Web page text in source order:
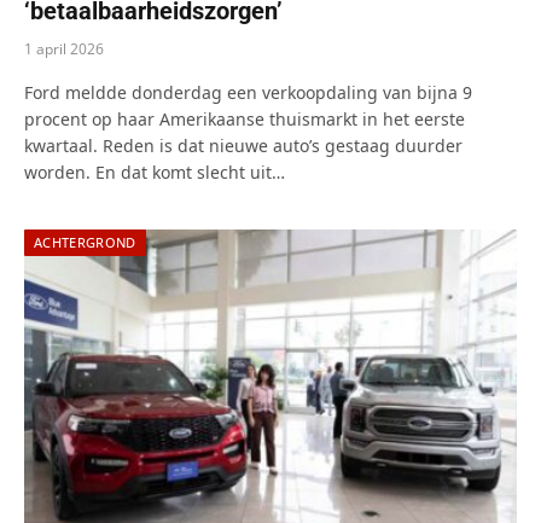
‘betaalbaarheidszorgen’
1 april 2026
Ford meldde donderdag een verkoopdaling van bijna 9
procent op haar Amerikaanse thuismarkt in het eerste
kwartaal. Reden is dat nieuwe auto’s gestaag duurder
worden. En dat komt slecht uit…
ACHTERGROND